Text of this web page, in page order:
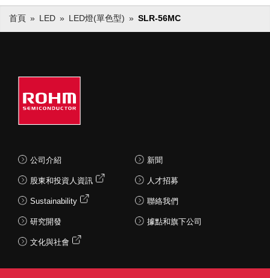
首頁 LED LED燈(單色型) SLR-56MC
公司介紹
股東和投資人資訊
Sustainability
研究開發
文化與社會
新聞
人才招募
聯絡我們
據點和旗下公司